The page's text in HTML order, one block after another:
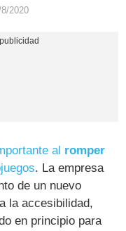
2020
al romper
. La empresa
de un nuevo
la accesibilidad,
en principio para